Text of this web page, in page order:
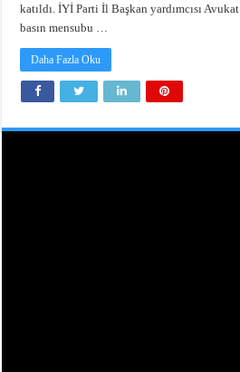
katıldı. İYİ Parti İl Başkan yardımcısı
basın mensubu …
Daha Fazla Oku